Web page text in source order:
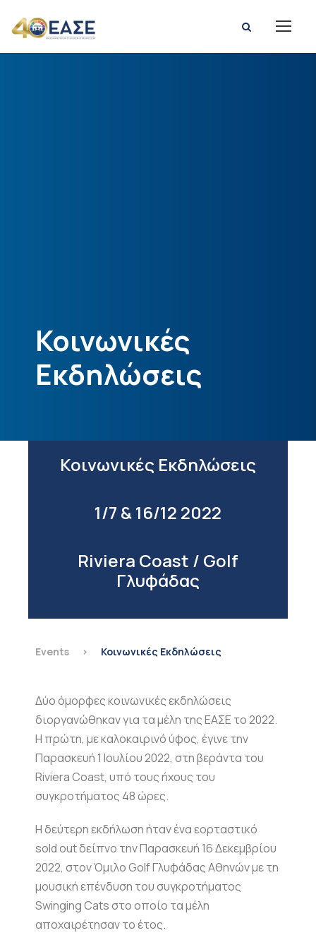
Κοινωνικές
Εκδηλώσεις
Events > Κοινωνικές Εκδηλώσεις
Δύο όμορφες κοινωνικές εκδηλώσεις
διοργανώθηκαν για τα μέλη της ΕΑΣΕ το 2022.
Η πρώτη, με καλοκαιρινό ύφος, έγινε την
Παρασκευή 1 Ιουλίου 2022, στη βεράντα του
Riviera Coast, υπό τους ήχους του
συγκροτήματος 48 ώρες.
Η δεύτερη εκδήλωση ήταν ένα εορταστικό
sold out δείπνο την Παρασκευή 16 Δεκεμβρίου
2022, στον Όμιλο Golf Γλυφάδας Αθηνών με τη
μουσική επένδυση του συγκροτήματος
Swinging Cats στο οποίο τα μέλη
αποχαιρέτησαν το έτος.
Κοινωνικές Εκδηλώσεις
1/7 & 16/12 2022
Riviera Coast / Golf
Γλυφάδας